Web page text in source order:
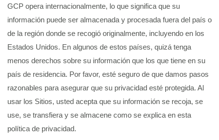
GCP opera internacionalmente, lo que significa que su
información puede ser almacenada y procesada fuera del país o
de la región donde se recogió originalmente, incluyendo en los
Estados Unidos. En algunos de estos países, quizá tenga
menos derechos sobre su información que los que tiene en su
país de residencia. Por favor, esté seguro de que damos pasos
razonables para asegurar que su privacidad esté protegida. Al
usar los Sitios, usted acepta que su información se recoja, se
use, se transfiera y se almacene como se explica en esta
política de privacidad.